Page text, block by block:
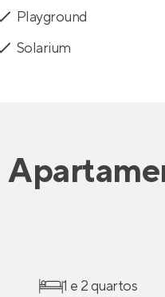
Playground
Solarium
1 e 2 quartos